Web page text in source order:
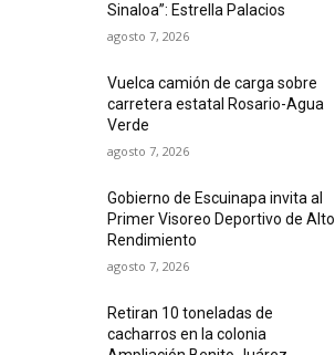
Sinaloa”: Estrella Palacios
agosto 7, 2026
Vuelca camión de carga sobre
carretera estatal Rosario-Agua
Verde
agosto 7, 2026
Gobierno de Escuinapa invita al
Primer Visoreo Deportivo de Alto
Rendimiento
agosto 7, 2026
Retiran 10 toneladas de
cacharros en la colonia